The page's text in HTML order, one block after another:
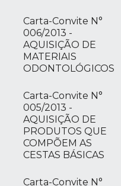
Carta-Convite N°
006/2013 -
AQUISIÇÃO DE
MATERIAIS
ODONTOLÓGICOS
Carta-Convite N°
005/2013 -
AQUISIÇÃO DE
PRODUTOS QUE
COMPÕEM AS
CESTAS BÁSICAS
Carta-Convite N°